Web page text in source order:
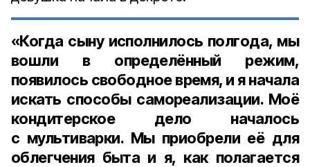
«Когда сыну исполнилось полгода, мы
вошли в определённый режим,
появилось свободное время, и я начала
искать способы самореализации. Моё
кондитерское дело началось
с мультиварки. Мы приобрели её для
облегчения быта и я, как полагается